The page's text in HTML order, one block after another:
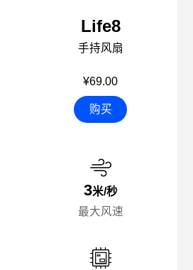
Life8
手持风扇
¥69.00
购买
3米/秒
最大风速